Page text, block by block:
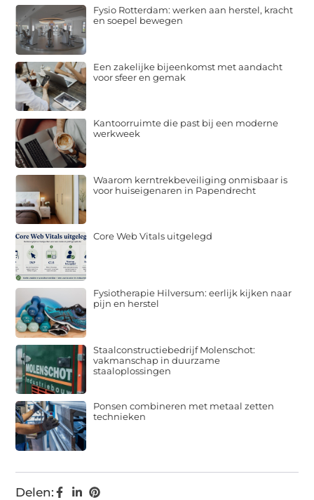
Delen:
Fysio Rotterdam: werken aan herstel, kracht
en soepel bewegen
Een zakelijke bijeenkomst met aandacht
voor sfeer en gemak
Kantoorruimte die past bij een moderne
werkweek
Waarom kerntrekbeveiliging onmisbaar is
voor huiseigenaren in Papendrecht
Core Web Vitals uitgelegd
Fysiotherapie Hilversum: eerlijk kijken naar
pijn en herstel
Staalconstructiebedrijf Molenschot:
vakmanschap in duurzame
staaloplossingen
Ponsen combineren met metaal zetten
technieken